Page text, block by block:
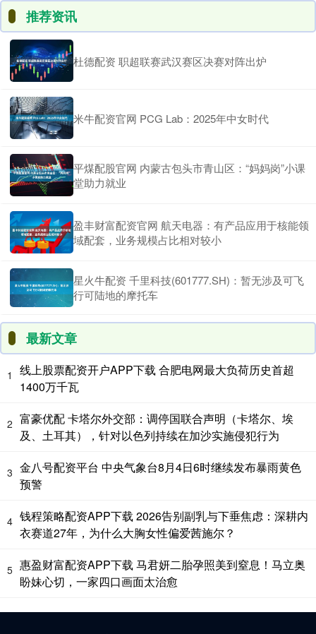
推荐资讯
杜德配资 职超联赛武汉赛区决赛对阵出炉
米牛配资官网 PCG Lab：2025年中女时代
平煤配股官网 内蒙古包头市青山区：“妈妈岗”小课
堂助力就业
盈丰财富配资官网 航天电器：有产品应用于核能领
域配套，业务规模占比相对较小
星火牛配资 千里科技(601777.SH)：暂无涉及可飞
行可陆地的摩托车
最新文章
1
线上股票配资开户APP下载 合肥电网最大负荷历史首超
1400万千瓦
2 富豪优配 卡塔尔外交部：调停国联合声明（卡塔尔、埃
及、土耳其），针对以色列持续在加沙实施侵犯行为
3 金八号配资平台 中央气象台8月4日6时继续发布暴雨黄色
预警
4 钱程策略配资APP下载 2026告别副乳与下垂焦虑：深耕内
衣赛道27年，为什么大胸女性偏爱茜施尔？
5 惠盈财富配资APP下载 马君妍二胎孕照美到窒息！马立奥
盼妹心切，一家四口画面太治愈